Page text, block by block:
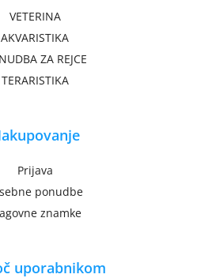
VETERINA
AKVARISTIKA
ZA REJCE
TERARISTIKA
Prijava
ponudbe
znamke
uporabnikom